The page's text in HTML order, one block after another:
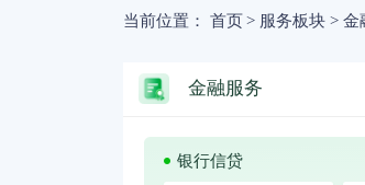
当前位置： 首页 > 服务板块 > 金
金融服务
银行信贷